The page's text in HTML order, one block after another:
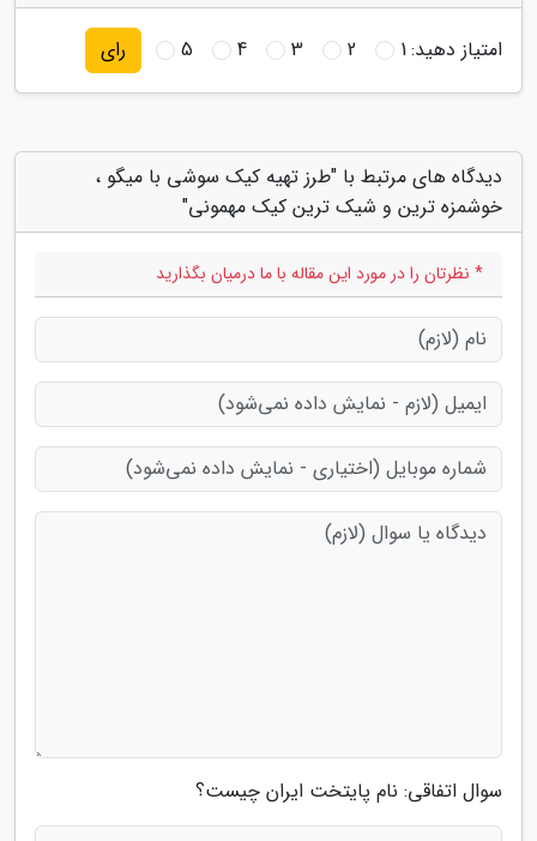
امتیاز دهید:1
2
3
4
5 رای
دیدگاه های مرتبط با "طرز تهیه کیک سوشی با میگو ،
خوشمزه ترین و شیک ترین کیک مهمونی"
* نظرتان را در مورد این مقاله با ما درمیان بگذارید
سوال اتفاقی: نام پایتخت ایران چیست؟